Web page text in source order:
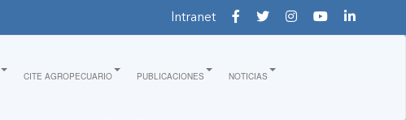
Intranet
CITE AGROPECUARIO PUBLICACIONES NOTICIAS